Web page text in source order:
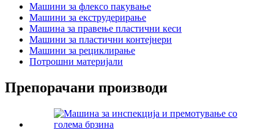
Машини за флексо пакување
Машини за екструдерирање
Машина за правење пластични кеси
Машини за пластични контејнери
Машини за рециклирање
Потрошни материјали
Препорачани производи